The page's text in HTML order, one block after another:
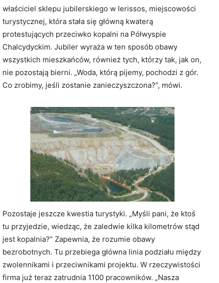
właściciel sklepu jubilerskiego w Ierissos, miejscowości
turystycznej, która stała się główną kwaterą
protestujących przeciwko kopalni na Półwyspie
Chalcydyckim. Jubiler wyraża w ten sposób obawy
wszystkich mieszkańców, również tych, którzy tak, jak on,
nie pozostają bierni. „Woda, którą pijemy, pochodzi z gór.
Co zrobimy, jeśli zostanie zanieczyszczona?”, mówi.
Pozostaje jeszcze kwestia turystyki. „Myśli pani, że ktoś
tu przyjedzie, wiedząc, że zaledwie kilka kilometrów stąd
jest kopalnia?” Zapewnia, że rozumie obawy
bezrobotnych. Tu przebiega główna linia podziału między
zwolennikami i przeciwnikami projektu. W rzeczywistości
firma już teraz zatrudnia 1100 pracowników. „Nasza